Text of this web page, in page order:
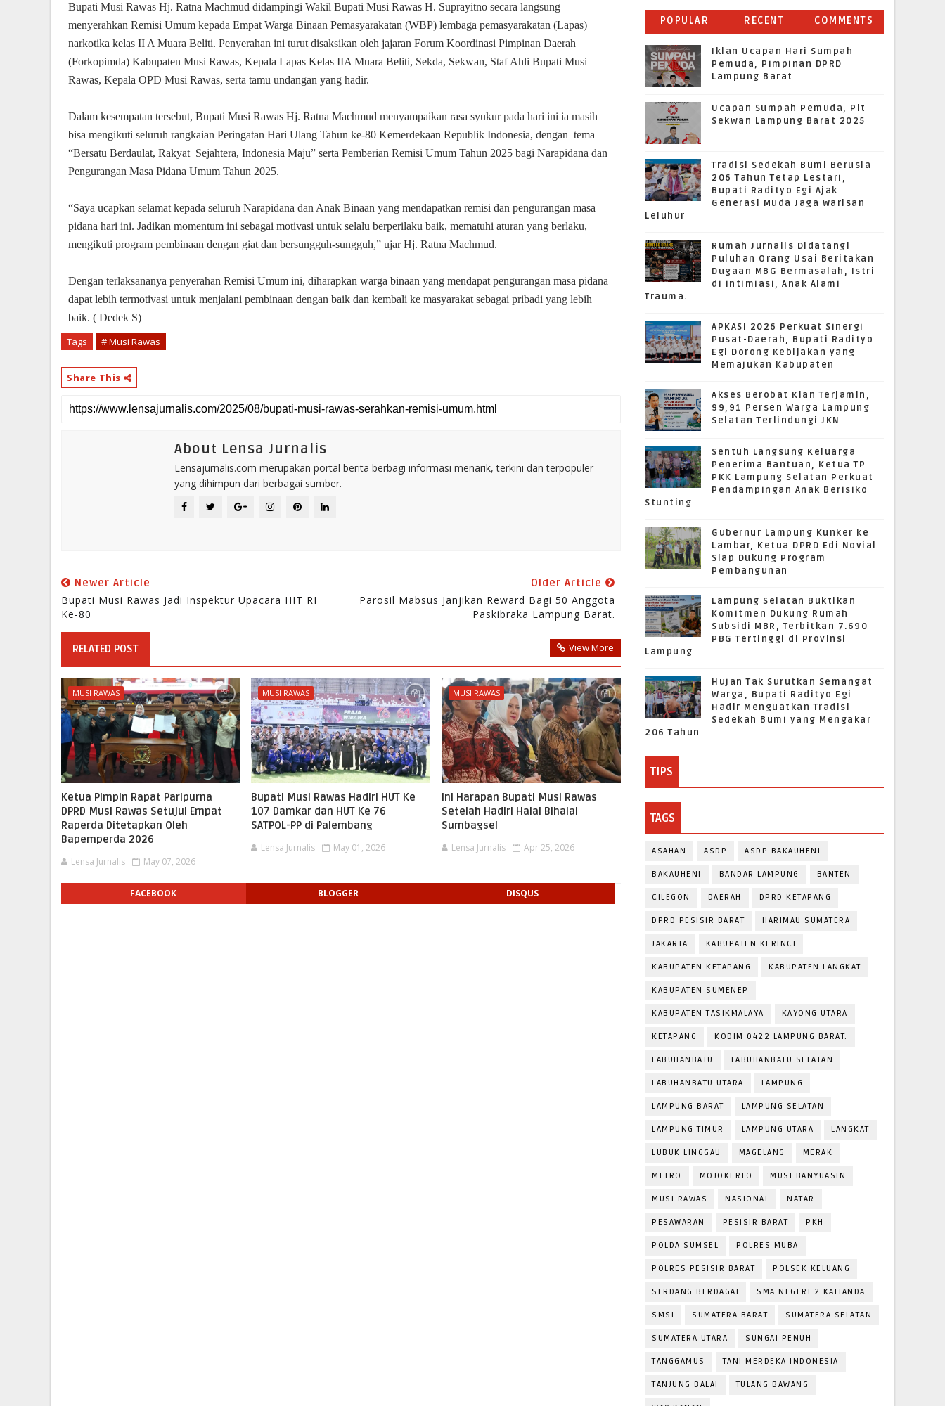
Bupati Musi Rawas Hj. Ratna Machmud didampingi Wakil Bupati Musi Rawas H. Suprayitno secara langsung
menyerahkan Remisi Umum kepada Empat Warga Binaan Pemasyarakatan (WBP) lembaga pemasyarakatan (Lapas)
narkotika kelas II A Muara Beliti. Penyerahan ini turut disaksikan oleh jajaran Forum Koordinasi Pimpinan Daerah
(Forkopimda) Kabupaten Musi Rawas, Kepala Lapas Kelas IIA Muara Beliti, Sekda, Sekwan, Staf Ahli Bupati Musi
Rawas, Kepala OPD Musi Rawas, serta tamu undangan yang hadir.
Dalam kesempatan tersebut, Bupati Musi Rawas Hj. Ratna Machmud menyampaikan rasa syukur pada hari ini ia masih
bisa mengikuti seluruh rangkaian Peringatan Hari Ulang Tahun ke-80 Kemerdekaan Republik Indonesia, dengan tema
“Bersatu Berdaulat, Rakyat Sejahtera, Indonesia Maju” serta Pemberian Remisi Umum Tahun 2025 bagi Narapidana dan
Pengurangan Masa Pidana Umum Tahun 2025.
“Saya ucapkan selamat kepada seluruh Narapidana dan Anak Binaan yang mendapatkan remisi dan pengurangan masa
pidana hari ini. Jadikan momentum ini sebagai motivasi untuk selalu berperilaku baik, mematuhi aturan yang berlaku,
mengikuti program pembinaan dengan giat dan bersungguh-sungguh,” ujar Hj. Ratna Machmud.
Dengan terlaksananya penyerahan Remisi Umum ini, diharapkan warga binaan yang mendapat pengurangan masa pidana
dapat lebih termotivasi untuk menjalani pembinaan dengan baik dan kembali ke masyarakat sebagai pribadi yang lebih
baik. ( Dedek S)
Tags # Musi Rawas
Share This
About Lensa Jurnalis
Lensajurnalis.com merupakan portal berita berbagi informasi menarik, terkini dan terpopuler
yang dihimpun dari berbagai sumber.
Newer Article
Bupati Musi Rawas Jadi Inspektur Upacara HIT RI
Ke-80
Older Article
Parosil Mabsus Janjikan Reward Bagi 50 Anggota
Paskibraka Lampung Barat.
RELATED POST View More
MUSI RAWAS
Ketua Pimpin Rapat Paripurna
DPRD Musi Rawas Setujui Empat
Raperda Ditetapkan Oleh
Bapemperda 2026
Lensa Jurnalis May 07, 2026
MUSI RAWAS
Bupati Musi Rawas Hadiri HUT Ke
107 Damkar dan HUT Ke 76
SATPOL-PP di Palembang
Lensa Jurnalis May 01, 2026
MUSI RAWAS
Ini Harapan Bupati Musi Rawas
Setelah Hadiri Halal Bihalal
Sumbagsel
Lensa Jurnalis Apr 25, 2026
FACEBOOK BLOGGER DISQUS
POPULAR RECENT COMMENTS
Iklan Ucapan Hari Sumpah
Pemuda, Pimpinan DPRD
Lampung Barat
Ucapan Sumpah Pemuda, Plt
Sekwan Lampung Barat 2025
Tradisi Sedekah Bumi Berusia
206 Tahun Tetap Lestari,
Bupati Radityo Egi Ajak
Generasi Muda Jaga Warisan
Leluhur
Rumah Jurnalis Didatangi
Puluhan Orang Usai Beritakan
Dugaan MBG Bermasalah, Istri
di intimiasi, Anak Alami
Trauma.
APKASI 2026 Perkuat Sinergi
Pusat-Daerah, Bupati Radityo
Egi Dorong Kebijakan yang
Memajukan Kabupaten
Akses Berobat Kian Terjamin,
99,91 Persen Warga Lampung
Selatan Terlindungi JKN
Sentuh Langsung Keluarga
Penerima Bantuan, Ketua TP
PKK Lampung Selatan Perkuat
Pendampingan Anak Berisiko
Stunting
Gubernur Lampung Kunker ke
Lambar, Ketua DPRD Edi Novial
Siap Dukung Program
Pembangunan
Lampung Selatan Buktikan
Komitmen Dukung Rumah
Subsidi MBR, Terbitkan 7.690
PBG Tertinggi di Provinsi
Lampung
Hujan Tak Surutkan Semangat
Warga, Bupati Radityo Egi
Hadir Menguatkan Tradisi
Sedekah Bumi yang Mengakar
206 Tahun
TIPS
TAGS
ASAHAN ASDP ASDP BAKAUHENI
BAKAUHENI BANDAR LAMPUNG BANTEN
CILEGON DAERAH DPRD KETAPANG
DPRD PESISIR BARAT HARIMAU SUMATERA
JAKARTA KABUPATEN KERINCI
KABUPATEN KETAPANG KABUPATEN LANGKAT
KABUPATEN SUMENEP
KABUPATEN TASIKMALAYA KAYONG UTARA
KETAPANG KODIM 0422 LAMPUNG BARAT.
LABUHANBATU LABUHANBATU SELATAN
LABUHANBATU UTARA LAMPUNG
LAMPUNG BARAT LAMPUNG SELATAN
LAMPUNG TIMUR LAMPUNG UTARA LANGKAT
LUBUK LINGGAU MAGELANG MERAK
METRO MOJOKERTO MUSI BANYUASIN
MUSI RAWAS NASIONAL NATAR
PESAWARAN PESISIR BARAT PKH
POLDA SUMSEL POLRES MUBA
POLRES PESISIR BARAT POLSEK KELUANG
SERDANG BERDAGAI SMA NEGERI 2 KALIANDA
SMSI SUMATERA BARAT SUMATERA SELATAN
SUMATERA UTARA SUNGAI PENUH
TANGGAMUS TANI MERDEKA INDONESIA
TANJUNG BALAI TULANG BAWANG